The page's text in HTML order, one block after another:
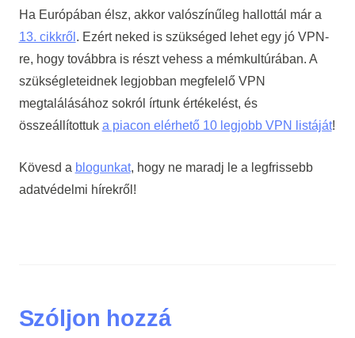
Ha Európában élsz, akkor valószínűleg hallottál már a
13. cikkről . Ezért neked is szükséged lehet egy jó VPN-
re, hogy továbbra is részt vehess a mémkultúrában. A
szükségleteidnek legjobban megfelelő VPN
megtalálásához sokról írtunk értékelést, és
összeállítottuk a piacon elérhető 10 legjobb VPN listáját!
Kövesd a blogunkat, hogy ne maradj le a legfrissebb
adatvédelmi hírekről!
Szóljon hozzá